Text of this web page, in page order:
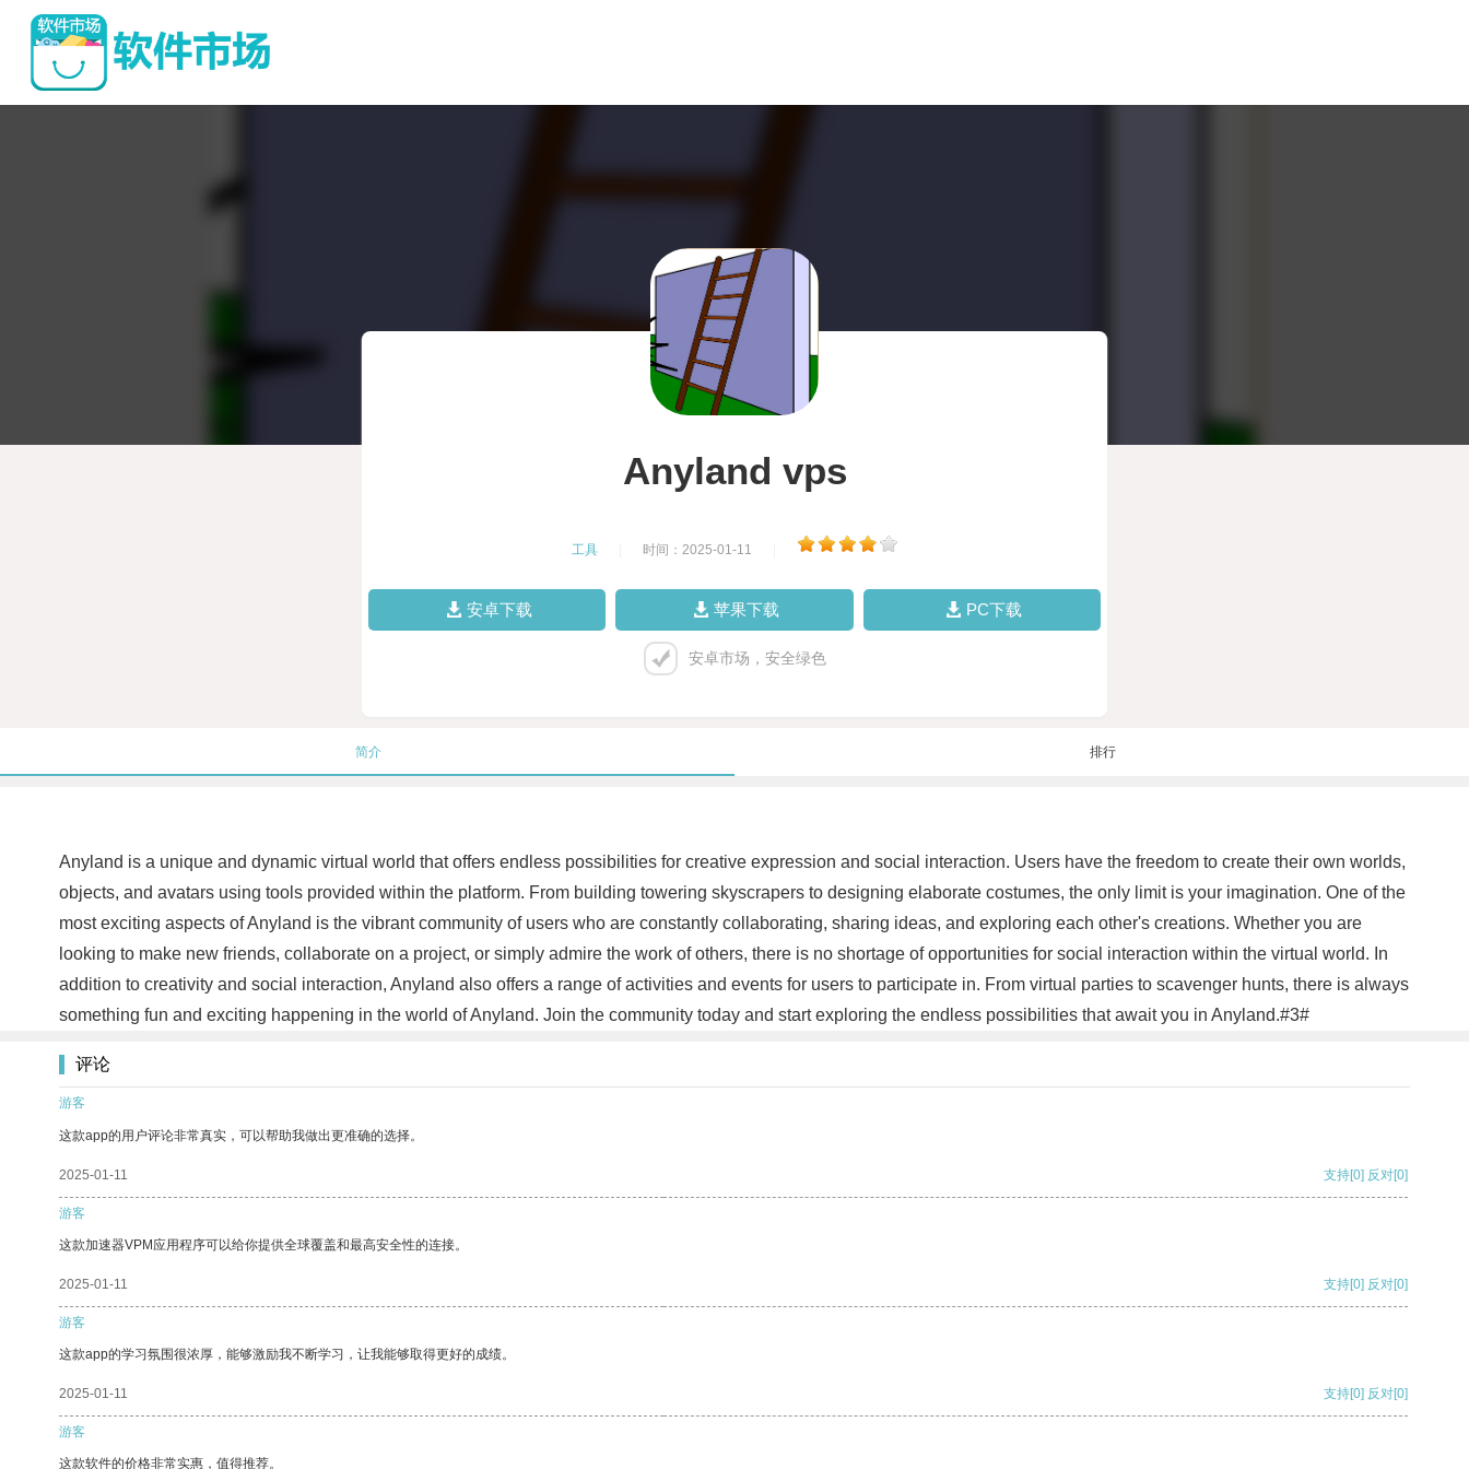
Anyland vps
工具 时间：2025-01-11
安卓下载 苹果下载 PC下载
安卓市场，安全绿色
简介 排行
Anyland is a unique and dynamic virtual world that offers endless possibilities for creative expression and social interaction. Users have the freedom to create their own worlds,
objects, and avatars using tools provided within the platform. From building towering skyscrapers to designing elaborate costumes, the only limit is your imagination. One of the
most exciting aspects of Anyland is the vibrant community of users who are constantly collaborating, sharing ideas, and exploring each other's creations. Whether you are
looking to make new friends, collaborate on a project, or simply admire the work of others, there is no shortage of opportunities for social interaction within the virtual world. In
addition to creativity and social interaction, Anyland also offers a range of activities and events for users to participate in. From virtual parties to scavenger hunts, there is always
something fun and exciting happening in the world of Anyland. Join the community today and start exploring the endless possibilities that await you in Anyland.#3#
评论
游客
这款app的用户评论非常真实，可以帮助我做出更准确的选择。
2025-01-11 支持[0] 反对[0]
游客
这款加速器VPM应用程序可以给你提供全球覆盖和最高安全性的连接。
2025-01-11 支持[0] 反对[0]
游客
这款app的学习氛围很浓厚，能够激励我不断学习，让我能够取得更好的成绩。
2025-01-11 支持[0] 反对[0]
游客
这款软件的价格非常实惠，值得推荐。